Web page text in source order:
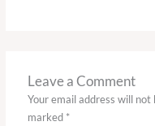
Leave a Comment
Your email address will not
marked *